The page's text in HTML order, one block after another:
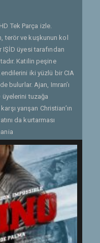
Tek Parça izle.
terör ve kuşkunun kol
üyesi tarafından
Katilin peşine
iki yüzlü bir CIA
bulurlar. Ajan, Imran’ı
tuzağa
yarışan Christian’ın
da kurtarması